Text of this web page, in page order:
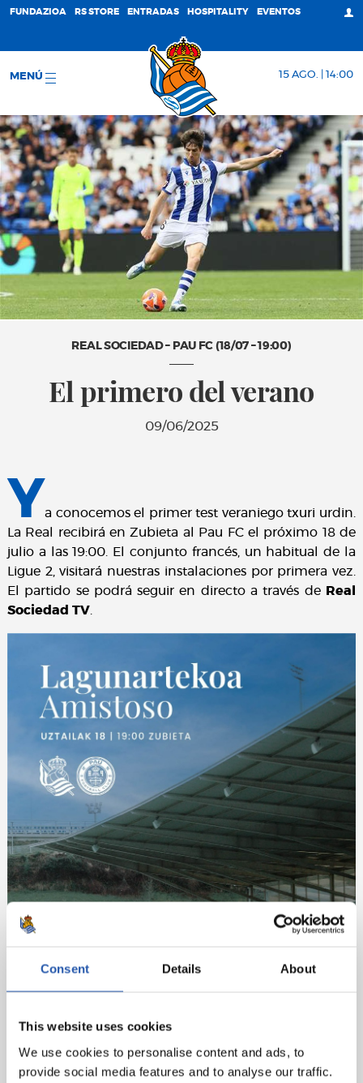
Consent Details About
This website uses cookies
We use cookies to personalise content and ads, to
provide social media features and to analyse our traffic.
FUNDAZIOA RS STORE ENTRADAS HOSPITALITY EVENTOS
MENÚ 15 AGO. | 14:00
REAL SOCIEDAD – PAU FC (18/07 – 19:00)
El primero del verano
09/06/2025
Ya conocemos el primer test veraniego txuri urdin.
La Real recibirá en Zubieta al Pau FC el próximo 18 de
julio a las 19:00. El conjunto francés, un habitual de la
Ligue 2, visitará nuestras instalaciones por primera vez.
El partido se podrá seguir en directo a través de
Real
Sociedad TV.